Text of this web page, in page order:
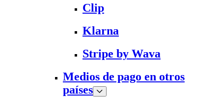
Clip
Klarna
Stripe by Wava
Medios de pago en otros
países